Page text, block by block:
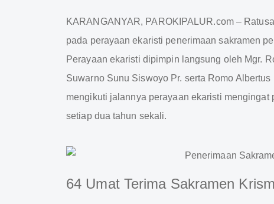
KARANGANYAR, PAROKIPALUR.com –
pada perayaan ekaristi penerimaan sakramen
Perayaan ekaristi dipimpin langsung oleh Mgr.
Suwarno Sunu Siswoyo Pr. serta Romo
mengikuti jalannya perayaan ekaristi
setiap dua tahun sekali.
64 Umat Terima Sakramen